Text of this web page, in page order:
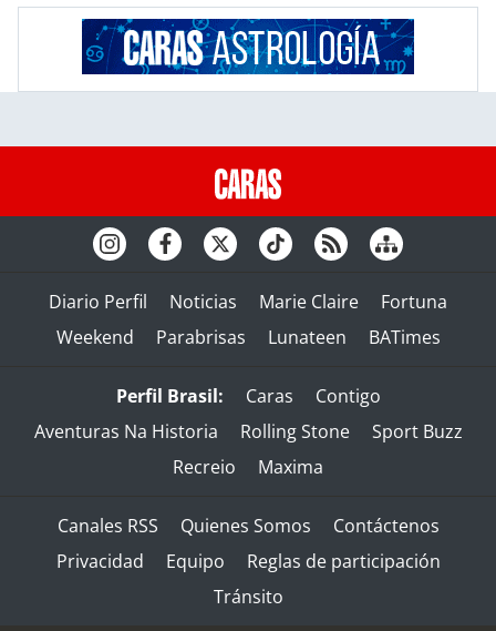
Diario Perfil Noticias Marie Claire
Fortuna
Weekend
Parabrisas Lunateen BATimes
Perfil Brasil: Caras
Contigo
Aventuras Na Historia
Rolling Stone
Sport Buzz
Recreio
Maxima
Canales RSS Quienes Somos
Contáctenos
Privacidad
Equipo
Reglas de participación
Tránsito